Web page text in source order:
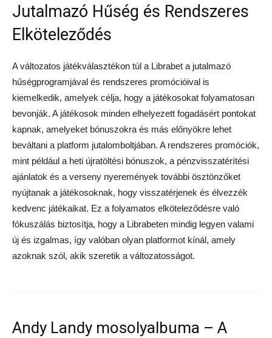
Jutalmazó Hűség és Rendszeres
Elköteleződés
A változatos játékválasztékon túl a Librabet a jutalmazó
hűségprogramjával és rendszeres promócióival is
kiemelkedik, amelyek célja, hogy a játékosokat folyamatosan
bevonják. A játékosok minden elhelyezett fogadásért pontokat
kapnak, amelyeket bónuszokra és más előnyökre lehet
beváltani a platform jutalomboltjában. A rendszeres promóciók,
mint például a heti újratöltési bónuszok, a pénzvisszatérítési
ajánlatok és a verseny nyeremények további ösztönzőket
nyújtanak a játékosoknak, hogy visszatérjenek és élvezzék
kedvenc játékaikat. Ez a folyamatos elköteleződésre való
fókuszálás biztosítja, hogy a Librabeten mindig legyen valami
új és izgalmas, így valóban olyan platformot kínál, amely
azoknak szól, akik szeretik a változatosságot.
Andy Landy mosolyalbuma – A